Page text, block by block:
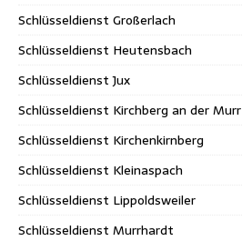
Schlüsseldienst Großerlach
Schlüsseldienst Heutensbach
Schlüsseldienst Jux
Schlüsseldienst Kirchberg an der Murr
Schlüsseldienst Kirchenkirnberg
Schlüsseldienst Kleinaspach
Schlüsseldienst Lippoldsweiler
Schlüsseldienst Murrhardt